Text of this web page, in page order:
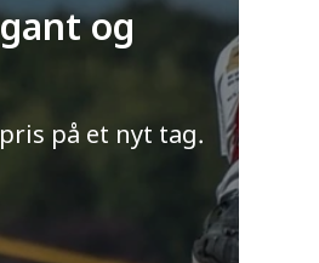
og
på et nyt tag.